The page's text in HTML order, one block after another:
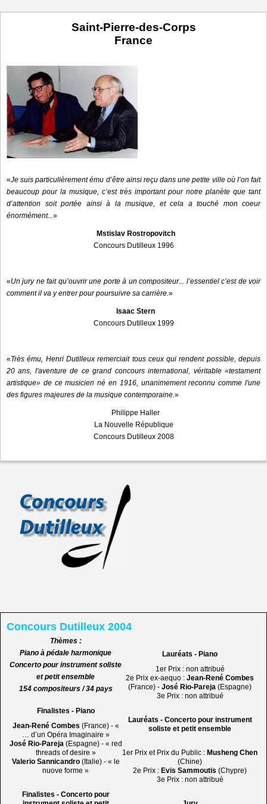
Saint-Pierre-des-Corps
France
«Je suis particulièrement ému d’être ainsi reçu dans une petite ville où l’on fait
beaucoup pour la musique, c’est très important pour notre planète que tant
d’attention soit portée ainsi à la musique, et cela a touché mon coeur
énormément...»
Mstislav Rostropovitch
Concours Dutilleux 1996
«Un jury ne fait qu’ouvrir une porte à un compositeur... l’essentiel c’est de voir
comment il va y entrer pour poursuivre sa carrière.»
Isaac Stern
Concours Dutilleux 1999
«Très ému, Henri Dutilleux remerciait tous ceux qui rendent possible, depuis
20 ans, l'aventure de ce grand concours international, véritable «testament
artistique» de ce musicien né en 1916, unanimement reconnu comme l'une
des figures majeures de la musique contemporaine.»
Philippe Haller
La Nouvelle République
Concours Dutilleux 2008
Concours Dutilleux 2004
Thèmes :
Piano à pédale harmonique
Concerto pour instrument soliste
et petit ensemble
154 compositeurs / 34 pays
Finalistes - Piano
Jean-René Combes (France) - «
… d’un Opéra Imaginaire »
José Rio-Pareja(Espagne) - « red
threads of desire »
Valerio Sannicandro(Italie) - « le
nuove forme »
Finalistes - Concerto pour
Lauréats - Piano
1er Prix : non attribué
2e Prix ex-aequo : Jean-René Combes
(France) - José Rio-Pareja (Espagne)
3e Prix : non attribué
Lauréats - Concerto pour instrument
soliste et petit ensemble
1er Prix et Prix du Public : Musheng Chen
(Chine)
2e Prix : Evis Sammoutis (Chypre)
3e Prix : non attribué